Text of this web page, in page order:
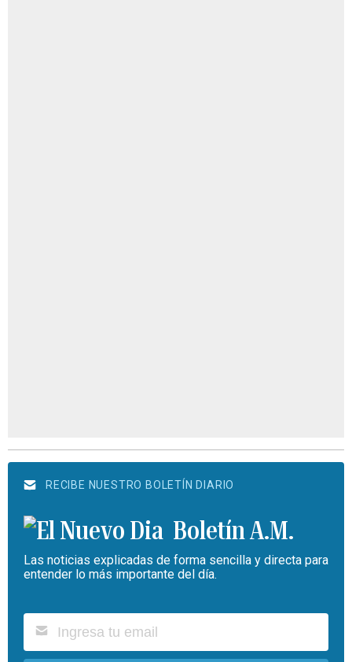
RECIBE NUESTRO BOLETÍN DIARIO
Boletín A.M.
Las noticias explicadas de forma sencilla y directa para
entender lo más importante del día.